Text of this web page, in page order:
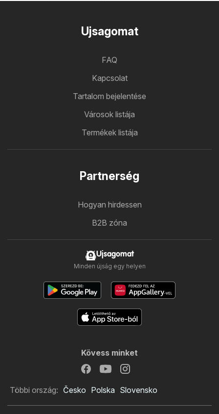
Ujsagomat
FAQ
Kapcsolat
Tartalom bejelentése
Városok listája
Termékek listája
Partnerség
Hogyan hirdessen
B2B zóna
Ujsagomat
Minden újság egy helyen
Kövess minket
Többi ország: Česko Polska Slovensko